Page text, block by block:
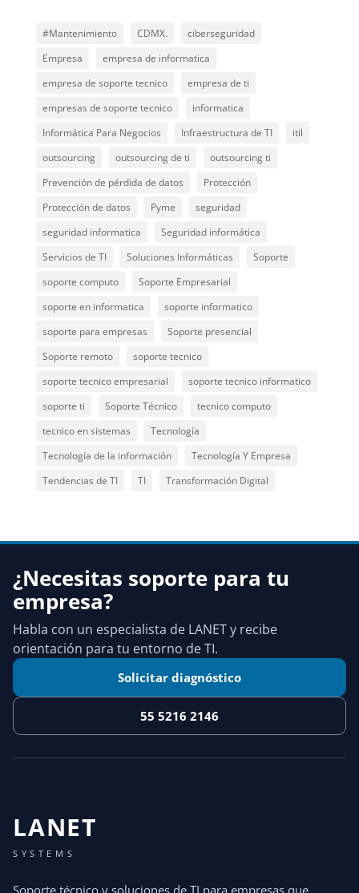
#Mantenimiento CDMX.
ciberseguridad
Empresa
empresa de informatica
empresa de soporte tecnico
empresa de ti
empresas de soporte tecnico
informatica
Informática Para Negocios
Infraestructura de TI
itil
outsourcing
outsourcing de ti
outsourcing ti
Prevención de pérdida de datos
Protección
Protección de datos
Pyme
seguridad
seguridad informatica
Seguridad informática
Servicios de TI
Soluciones Informáticas
Soporte
soporte computo
Soporte Empresarial
soporte en informatica
soporte informatico
soporte para empresas
Soporte presencial
Soporte remoto
soporte tecnico
soporte tecnico empresarial
soporte tecnico informatico
soporte ti
Soporte Técnico
tecnico computo
tecnico en sistemas
Tecnología
Tecnología de la información
Tecnología Y Empresa
Tendencias de TI
TI Transformación Digital
¿Necesitas soporte para tu
empresa?
Habla con un especialista de LANET y recibe
orientación para tu entorno de TI.
Solicitar diagnóstico
55 5216 2146
LANET
SYSTEMS